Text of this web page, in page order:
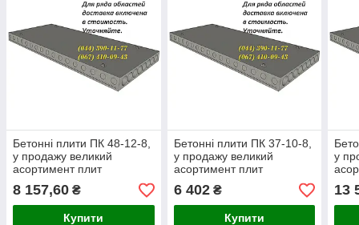
Бетонні плити ПК 48-12-8,
у продажу великий
асортимент плит
шириною 1,0 м, 1,2 м, 1,5
м, 1,8 м. Доставка в
8 157,60 ₴
Купити
Бетонні плити ПК 37-10-8,
у продажу великий
асортимент плит
шириною 1,0 м, 1,2 м, 1,5
м, 1,8 м. Доставка в
6 402₴
Купити
у
м,
13